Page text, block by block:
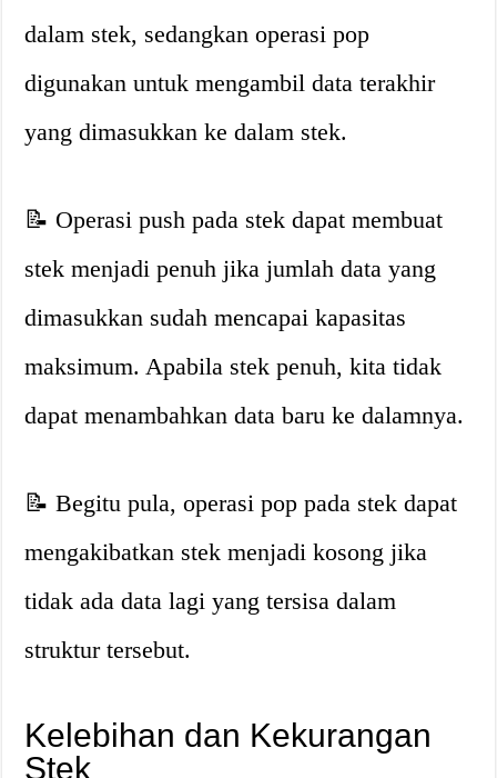
dalam stek, sedangkan operasi pop
digunakan untuk mengambil data terakhir
yang dimasukkan ke dalam stek.
📝 Operasi push pada stek dapat membuat
stek menjadi penuh jika jumlah data yang
dimasukkan sudah mencapai kapasitas
maksimum. Apabila stek penuh, kita tidak
dapat menambahkan data baru ke dalamnya.
📝 Begitu pula, operasi pop pada stek dapat
mengakibatkan stek menjadi kosong jika
tidak ada data lagi yang tersisa dalam
struktur tersebut.
Kelebihan dan Kekurangan
Stek